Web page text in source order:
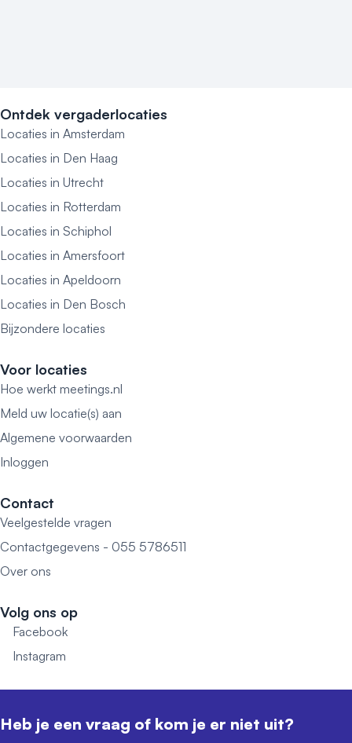
Ontdek vergaderlocaties
Locaties in Amsterdam
Locaties in Den Haag
Locaties in Utrecht
Locaties in Rotterdam
Locaties in Schiphol
Locaties in Amersfoort
Locaties in Apeldoorn
Locaties in Den Bosch
Bijzondere locaties
Voor locaties
Hoe werkt meetings.nl
Meld uw locatie(s) aan
Algemene voorwaarden
Inloggen
Contact
Veelgestelde vragen
Contactgegevens - 055 5786511
Over ons
Volg ons op
Facebook
Instagram
Heb je een vraag of kom je er niet uit?